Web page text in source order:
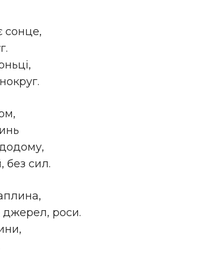
сонце,
сил.
джерел, роси.